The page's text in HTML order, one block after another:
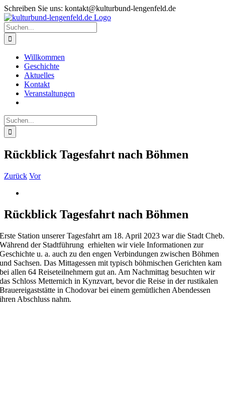
Zum
Inhalt
springen
Schreiben Sie uns: kontakt@kulturbund-lengenfeld.de
Suche
nach:
Willkommen
Geschichte
Aktuelles
Kontakt
Veranstaltungen
Suche
nach:
Rückblick Tagesfahrt nach Böhmen
Zurück Vor
Bild
Rückblick Tagesfahrt nach Böhmen
Erste Station unserer Tagesfahrt am 18. April 2023 war die Stadt Cheb.
Während der Stadtführung erhielten wir viele Informationen zur
Geschichte u. a. auch zu den engen Verbindungen zwischen Böhmen
und Sachsen. Das Mittagessen mit typisch böhmischen Gerichten kam
bei allen 64 Reiseteilnehmern gut an. Am Nachmittag besuchten wir
das Schloss Metternich in Kynzvart, bevor die Reise in der rustikalen
Brauereigaststätte in Chodovar bei einem gemütlichen Abendessen
ihren Abschluss nahm.